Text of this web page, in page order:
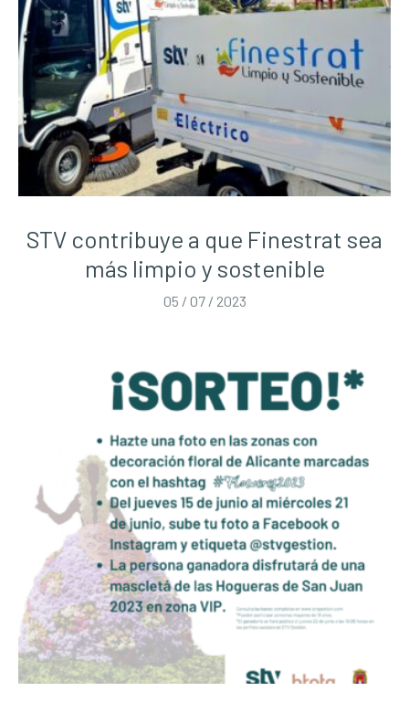
STV contribuye a que Finestrat sea
más limpio y sostenible
05 / 07 / 2023